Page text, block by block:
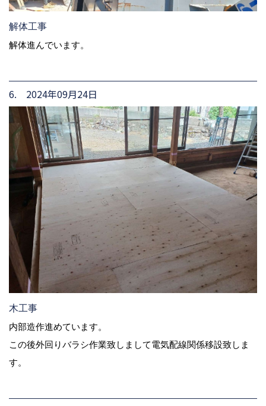
解体工事
解体進んでいます。
6. 2024年09月24日
木工事
内部造作進めています。
この後外回りバラシ作業致しまして電気配線関係移設致しま
す。